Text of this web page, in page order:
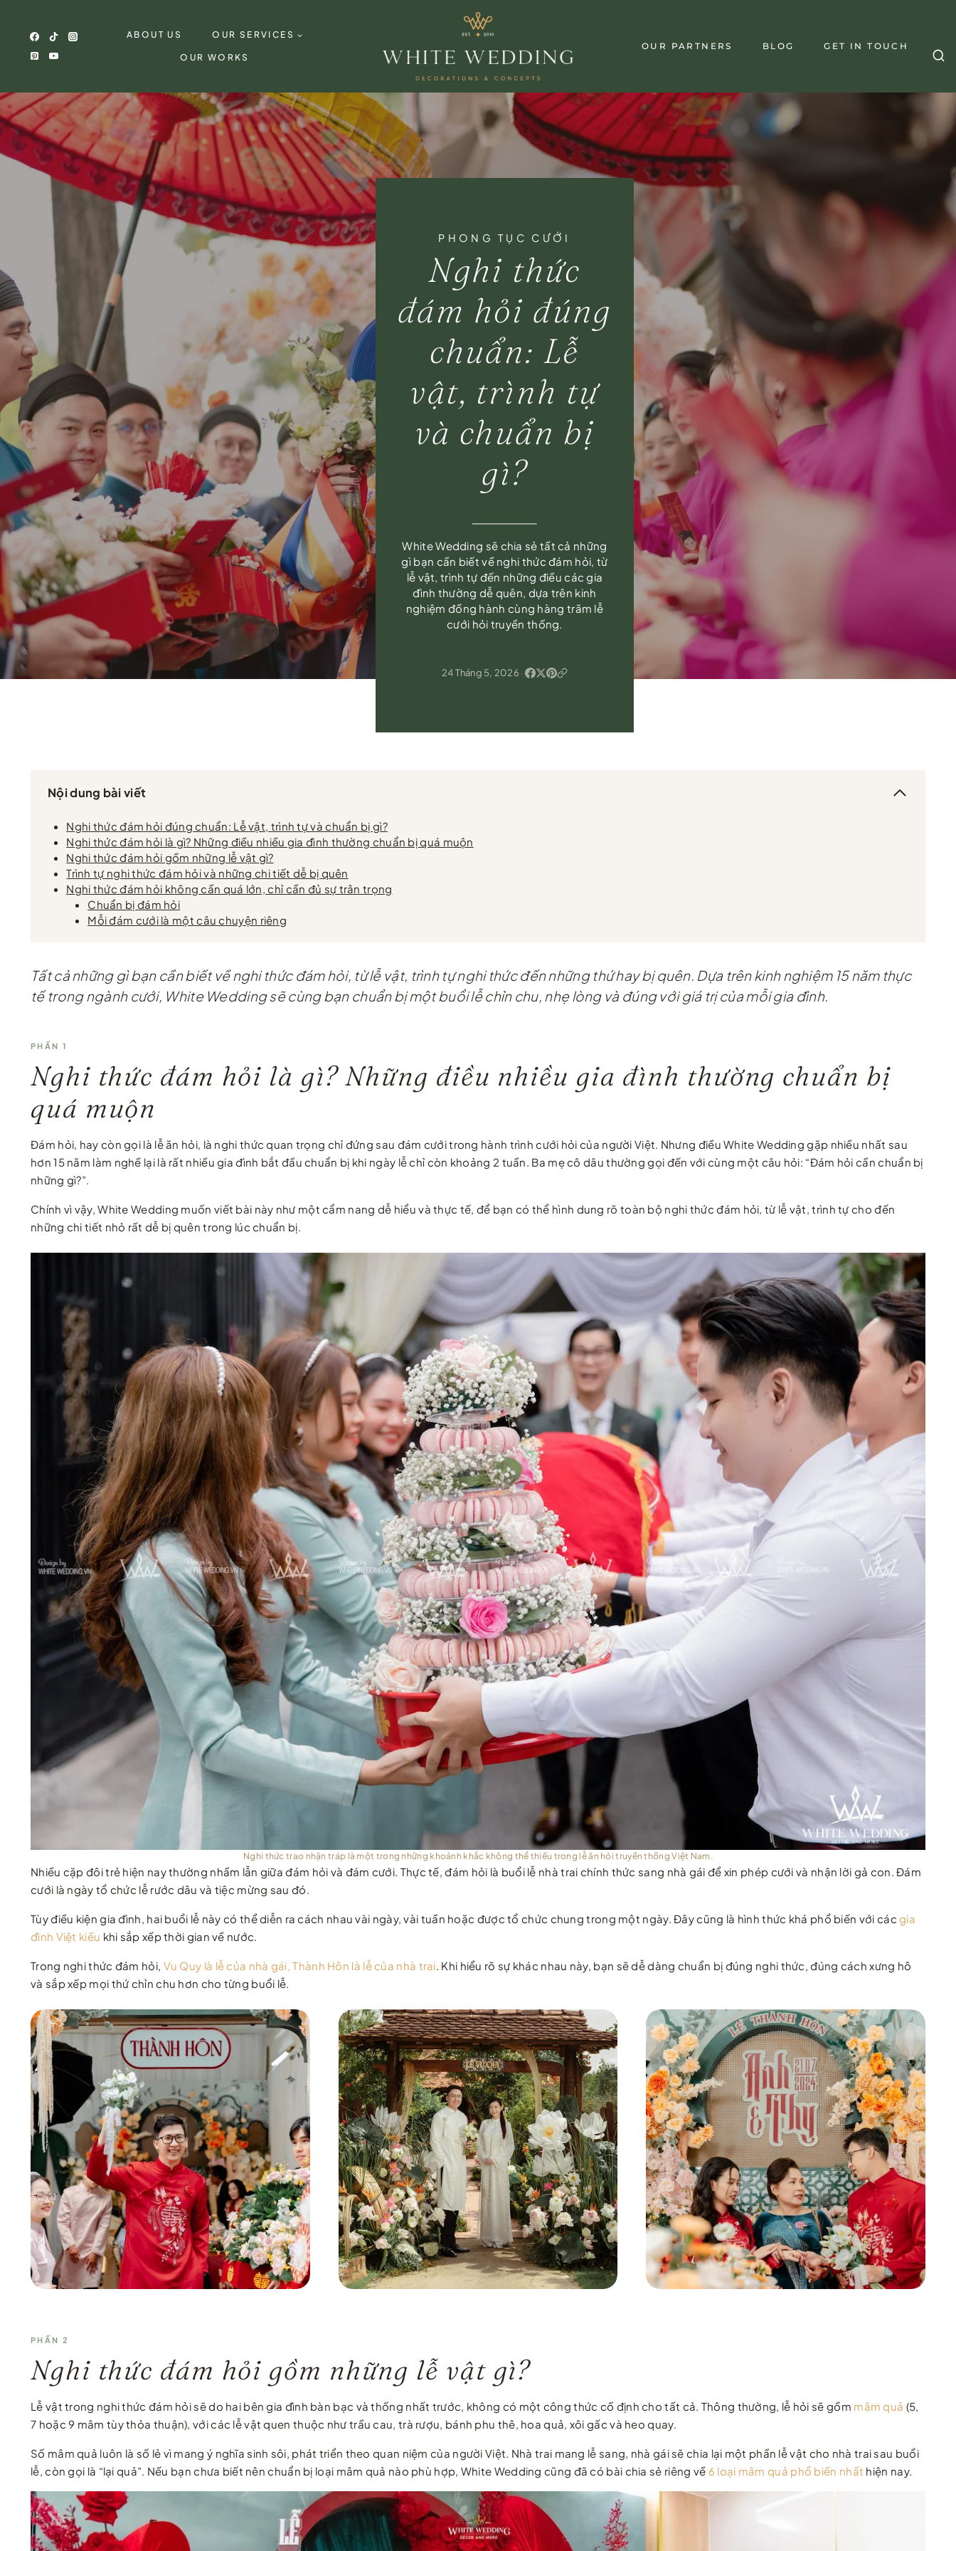
content
ABOUT US OUR SERVICES
OUR WORKS
OUR PARTNERS BLOG GET IN TOUCH
PHONG TỤC CƯỚI
Nghi thức
đám hỏi đúng
chuẩn: Lễ
vật, trình tự
và chuẩn bị
gì?
White Wedding sẽ chia sẻ tất cả những
gì bạn cần biết về nghi thức đám hỏi, từ
lễ vật, trình tự đến những điều các gia
đình thường dễ quên, dựa trên kinh
nghiệm đồng hành cùng hàng trăm lễ
cưới hỏi truyền thống.
24 Tháng 5, 2026 ·
Nội dung bài viết
Nghi thức đám hỏi đúng chuẩn: Lễ vật, trình tự và chuẩn bị gì?
Nghi thức đám hỏi là gì? Những điều nhiều gia đình thường chuẩn bị quá muộn
Nghi thức đám hỏi gồm những lễ vật gì?
Trình tự nghi thức đám hỏi và những chi tiết dễ bị quên
Nghi thức đám hỏi không cần quá lớn, chỉ cần đủ sự trân trọng
Chuẩn bị đám hỏi
Mỗi đám cưới là một câu chuyện riêng
Tất cả những gì bạn cần biết về nghi thức đám hỏi, từ lễ vật, trình tự nghi thức đến những thứ hay bị quên. Dựa trên kinh nghiệm 15 năm thực
tế trong ngành cưới, White Wedding sẽ cùng bạn chuẩn bị một buổi lễ chỉn chu, nhẹ lòng và đúng với giá trị của mỗi gia đình.
PHẦN 1
Nghi thức đám hỏi là gì? Những điều nhiều gia đình thường chuẩn bị
quá muộn
Đám hỏi, hay còn gọi là lễ ăn hỏi, là nghi thức quan trọng chỉ đứng sau đám cưới trong hành trình cưới hỏi của người Việt. Nhưng điều White Wedding gặp nhiều nhất sau
hơn 15 năm làm nghề lại là rất nhiều gia đình bắt đầu chuẩn bị khi ngày lễ chỉ còn khoảng 2 tuần. Ba mẹ cô dâu thường gọi đến với cùng một câu hỏi: “Đám hỏi cần chuẩn bị
những gì?”.
Chính vì vậy, White Wedding muốn viết bài này như một cẩm nang dễ hiểu và thực tế, để bạn có thể hình dung rõ toàn bộ nghi thức đám hỏi, từ lễ vật, trình tự cho đến
những chi tiết nhỏ rất dễ bị quên trong lúc chuẩn bị.
Nghi thức trao nhận tráp là một trong những khoảnh khắc không thể thiếu trong lễ ăn hỏi truyền thống Việt Nam.
Nhiều cặp đôi trẻ hiện nay thường nhầm lẫn giữa đám hỏi và đám cưới. Thực tế, đám hỏi là buổi lễ nhà trai chính thức sang nhà gái để xin phép cưới và nhận lời gả con. Đám
cưới là ngày tổ chức lễ rước dâu và tiệc mừng sau đó.
Tùy điều kiện gia đình, hai buổi lễ này có thể diễn ra cách nhau vài ngày, vài tuần hoặc được tổ chức chung trong một ngày. Đây cũng là hình thức khá phổ biến với các gia
đình Việt kiều khi sắp xếp thời gian về nước.
Trong nghi thức đám hỏi, Vu Quy là lễ của nhà gái, Thành Hôn là lễ của nhà trai. Khi hiểu rõ sự khác nhau này, bạn sẽ dễ dàng chuẩn bị đúng nghi thức, đúng cách xưng hô
và sắp xếp mọi thứ chỉn chu hơn cho từng buổi lễ.
PHẦN 2
Nghi thức đám hỏi gồm những lễ vật gì?
Lễ vật trong nghi thức đám hỏi sẽ do hai bên gia đình bàn bạc và thống nhất trước, không có một công thức cố định cho tất cả. Thông thường, lễ hỏi sẽ gồm mâm quả (5,
7 hoặc 9 mâm tùy thỏa thuận), với các lễ vật quen thuộc như trầu cau, trà rượu, bánh phu thê, hoa quả, xôi gấc và heo quay.
Số mâm quả luôn là số lẻ vì mang ý nghĩa sinh sôi, phát triển theo quan niệm của người Việt. Nhà trai mang lễ sang, nhà gái sẽ chia lại một phần lễ vật cho nhà trai sau buổi
lễ, còn gọi là “lại quả”. Nếu bạn chưa biết nên chuẩn bị loại mâm quả nào phù hợp, White Wedding cũng đã có bài chia sẻ riêng về 6 loại mâm quả phổ biến nhất hiện nay.